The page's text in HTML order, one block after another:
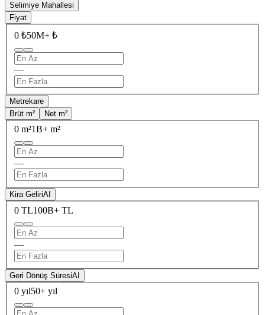
Selimiye Mahallesi
Fiyat
0 ₺50M+ ₺
—
Metrekare
Brüt m²
Net m²
0 m²1B+ m²
—
Kira GeliriAI
0 TL100B+ TL
—
Geri Dönüş SüresiAI
0 yıl50+ yıl